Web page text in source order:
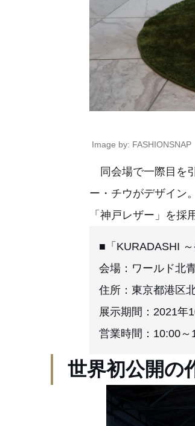
Image by: FASHIONSNAP
同会場で一際目を
ー・チウがデザイン
「神戸レザー」を採
■「KURADASHI ～
会場：ワールド北
住所：東京都港区
展示期間：2021年
営業時間：10:00～
世界初公開の